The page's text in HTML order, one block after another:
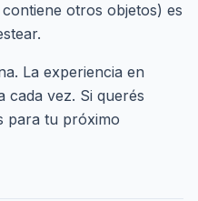
otros objetos) es
La experiencia en
cada vez. Si querés
para tu próximo